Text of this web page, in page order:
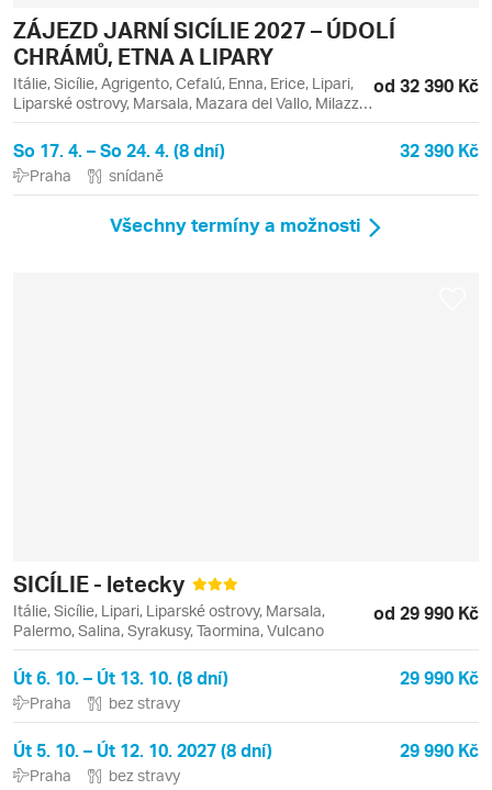
ZÁJEZD JARNÍ SICÍLIE 2027 – ÚDOLÍ
CHRÁMŮ, ETNA A LIPARY
Itálie, Sicílie, Agrigento, Cefalú, Enna, Erice, Lipari,
Liparské ostrovy, Marsala, Mazara del Vallo, Milazzo,
Monreale, Palermo, Syrakusy, Taormina, Vulcano
od 32 390 Kč
So 17. 4. – So 24. 4. (8 dní) 32 390 Kč
Praha snídaně
Všechny termíny a možnosti
SICÍLIE - letecky
Itálie, Sicílie, Lipari, Liparské ostrovy, Marsala,
Palermo, Salina, Syrakusy, Taormina, Vulcano
od 29 990 Kč
Út 6. 10. – Út 13. 10. (8 dní) 29 990 Kč
Praha bez stravy
Út 5. 10. – Út 12. 10. 2027 (8 dní) 29 990 Kč
Praha bez stravy